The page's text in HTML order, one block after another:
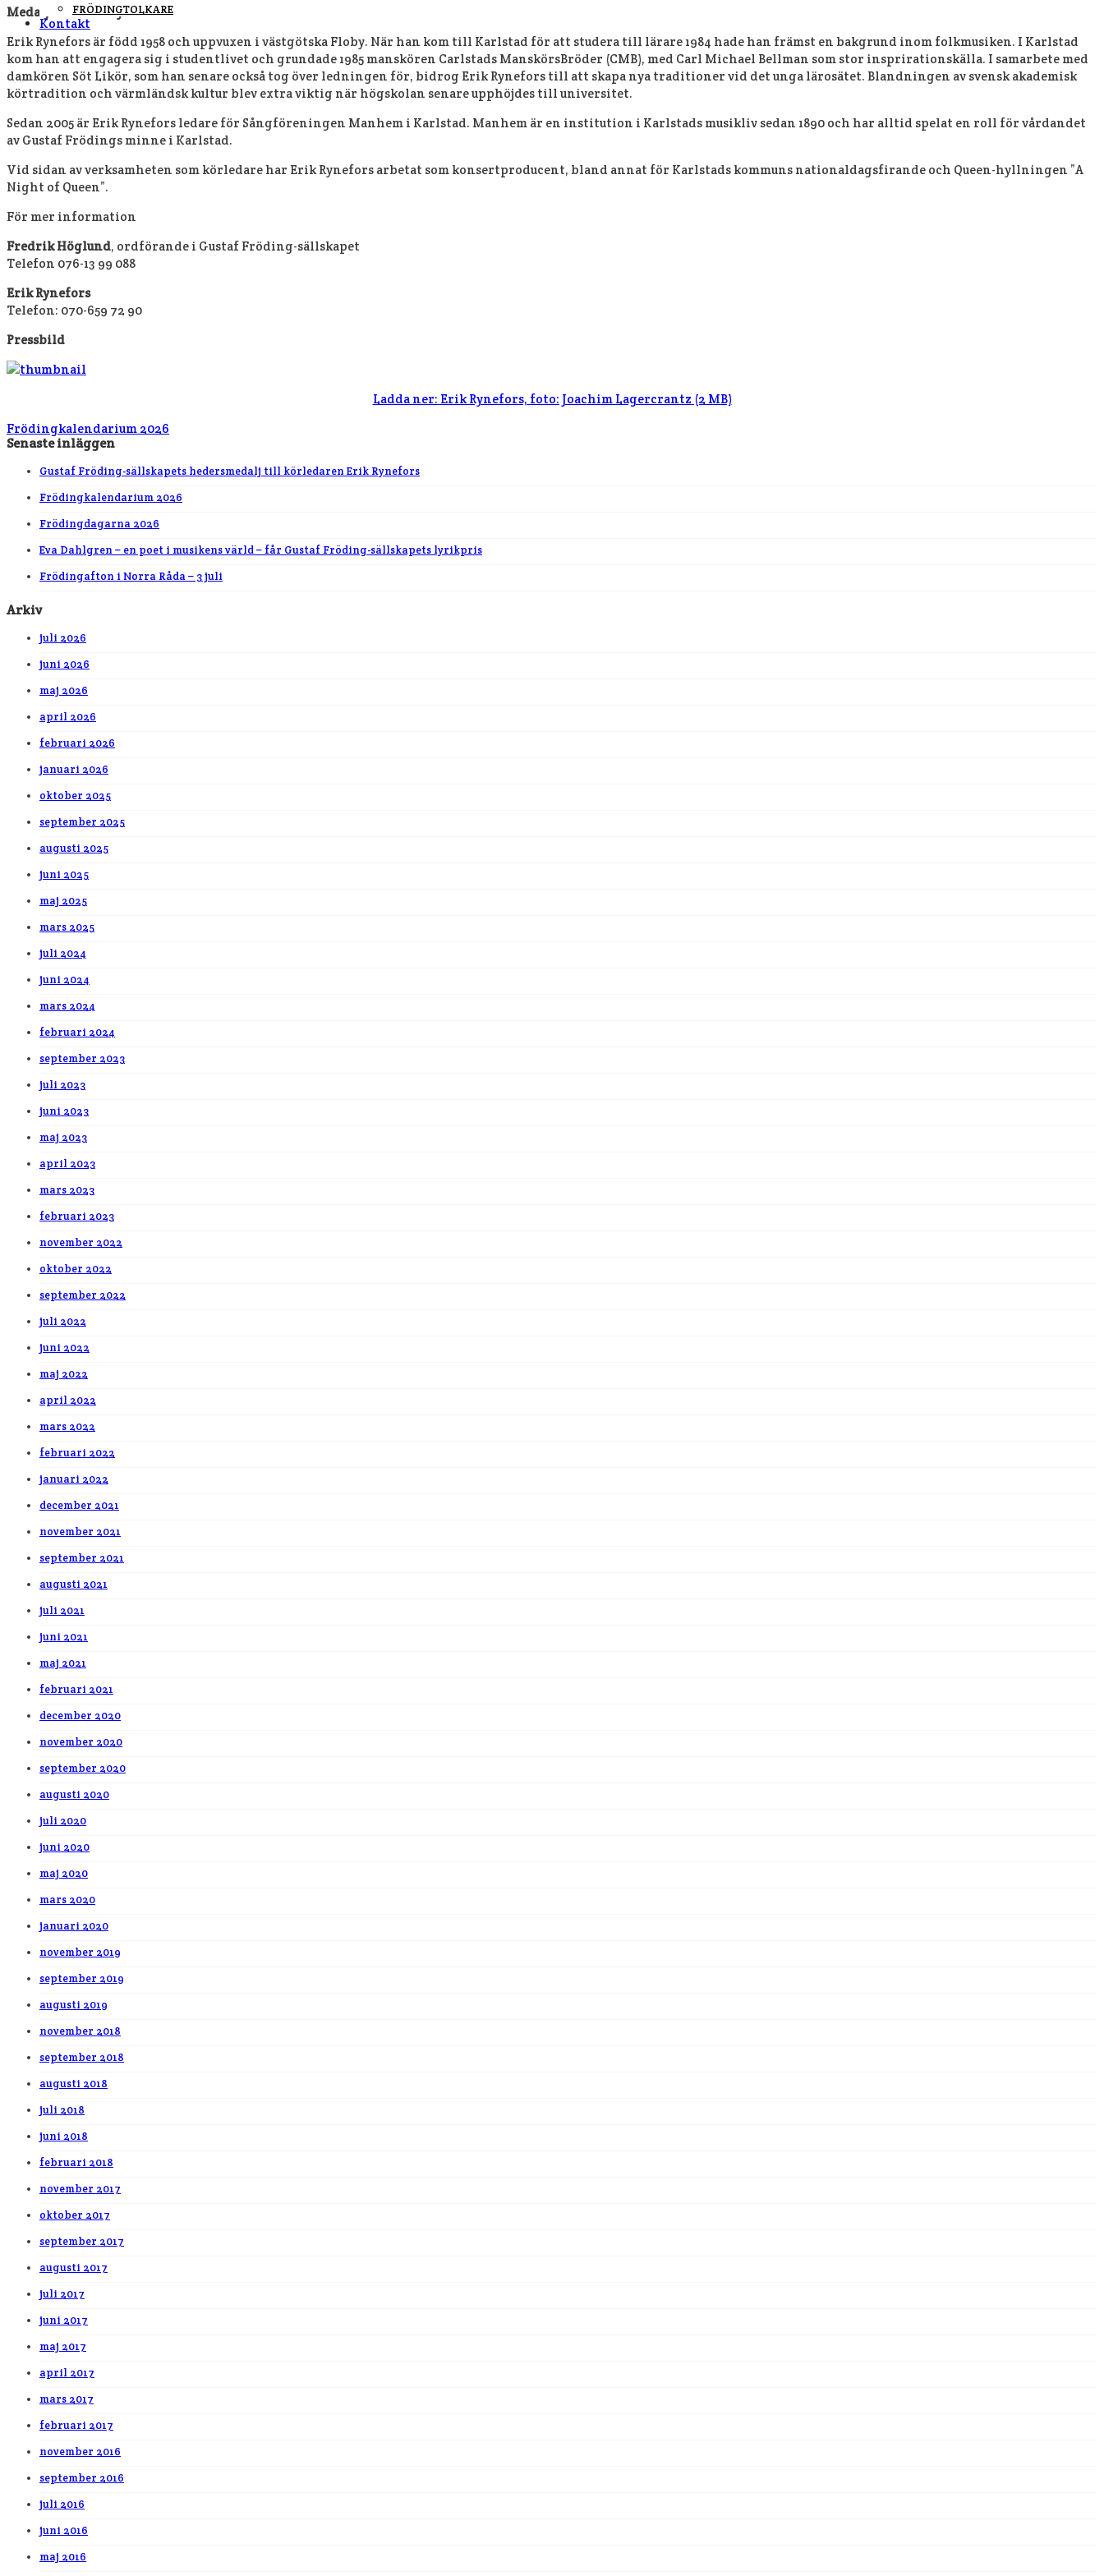
FRÖDINGTOLKARE
Kontakt
Medaljören Erik Rynefors
Erik Rynefors är född 1958 och uppvuxen i västgötska Floby. När han kom till Karlstad för att studera till lärare 1984 hade han främst en bakgrund inom folkmusiken. I Karlstad
kom han att engagera sig i studentlivet och grundade 1985 manskören Carlstads ManskörsBröder (CMB), med Carl Michael Bellman som stor insprirationskälla. I samarbete med
damkören Söt Likör, som han senare också tog över ledningen för, bidrog Erik Rynefors till att skapa nya traditioner vid det unga lärosätet. Blandningen av svensk akademisk
körtradition och värmländsk kultur blev extra viktig när högskolan senare upphöjdes till universitet.
Sedan 2005 är Erik Rynefors ledare för Sångföreningen Manhem i Karlstad. Manhem är en institution i Karlstads musikliv sedan 1890 och har alltid spelat en roll för vårdandet
av Gustaf Frödings minne i Karlstad.
Vid sidan av verksamheten som körledare har Erik Rynefors arbetat som konsertproducent, bland annat för Karlstads kommuns nationaldagsfirande och Queen-hyllningen ”A
Night of Queen”.
För mer information
Fredrik Höglund, ordförande i Gustaf Fröding-sällskapet
Telefon 076-13 99 088
Erik Rynefors
Telefon: 070-659 72 90
Pressbild
Ladda ner: Erik Rynefors, foto: Joachim Lagercrantz (2 MB)
Frödingkalendarium 2026
Senaste inläggen
Gustaf Fröding-sällskapets hedersmedalj till körledaren Erik Rynefors
Frödingkalendarium 2026
Frödingdagarna 2026
Eva Dahlgren – en poet i musikens värld – får Gustaf Fröding-sällskapets lyrikpris
Frödingafton i Norra Råda – 3 juli
Arkiv
juli 2026
juni 2026
maj 2026
april 2026
februari 2026
januari 2026
oktober 2025
september 2025
augusti 2025
juni 2025
maj 2025
mars 2025
juli 2024
juni 2024
mars 2024
februari 2024
september 2023
juli 2023
juni 2023
maj 2023
april 2023
mars 2023
februari 2023
november 2022
oktober 2022
september 2022
juli 2022
juni 2022
maj 2022
april 2022
mars 2022
februari 2022
januari 2022
december 2021
november 2021
september 2021
augusti 2021
juli 2021
juni 2021
maj 2021
februari 2021
december 2020
november 2020
september 2020
augusti 2020
juli 2020
juni 2020
maj 2020
mars 2020
januari 2020
november 2019
september 2019
augusti 2019
november 2018
september 2018
augusti 2018
juli 2018
juni 2018
februari 2018
november 2017
oktober 2017
september 2017
augusti 2017
juli 2017
juni 2017
maj 2017
april 2017
mars 2017
februari 2017
november 2016
september 2016
juli 2016
juni 2016
maj 2016